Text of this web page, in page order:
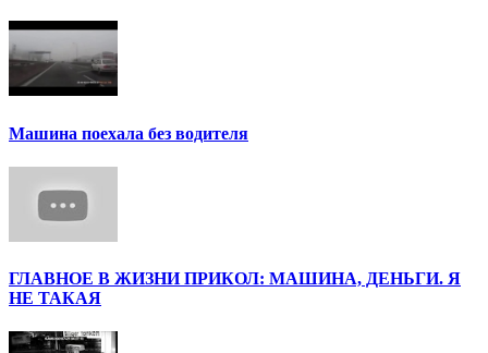
Машина поехала без водителя
ГЛАВНОЕ В ЖИЗНИ ПРИКОЛ: МАШИНА, ДЕНЬГИ. Я
НЕ ТАКАЯ